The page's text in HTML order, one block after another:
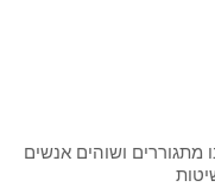
ושוהים אנשים